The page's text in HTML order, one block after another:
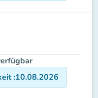
:10.08.2026